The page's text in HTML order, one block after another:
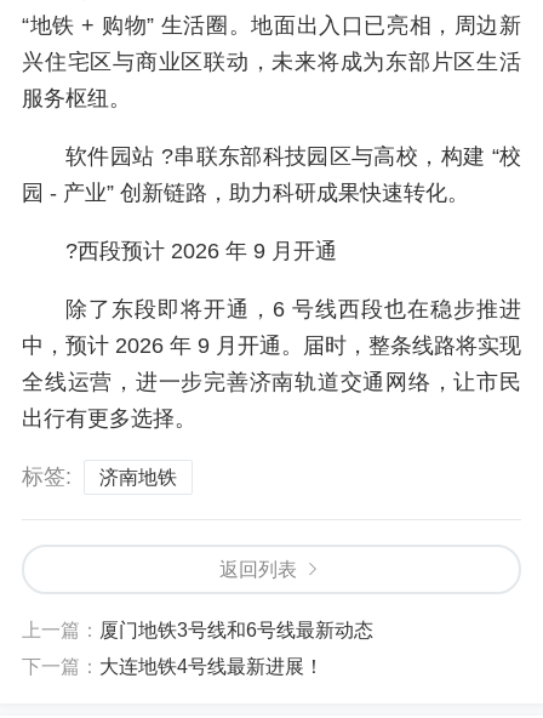
“地铁 + 购物” 生活圈。地面出入口已亮相，周边新
兴住宅区与商业区联动，未来将成为东部片区生活
服务枢纽。
软件园站 ?️串联东部科技园区与高校，构建 “校
园 - 产业” 创新链路，助力科研成果快速转化。
?西段预计 2026 年 9 月开通
除了东段即将开通，6 号线西段也在稳步推进
中，预计 2026 年 9 月开通。届时，整条线路将实现
全线运营，进一步完善济南轨道交通网络，让市民
出行有更多选择。
标签: 济南地铁
返回列表
上一篇： 厦门地铁3号线和6号线最新动态
下一篇： 大连地铁4号线最新进展！